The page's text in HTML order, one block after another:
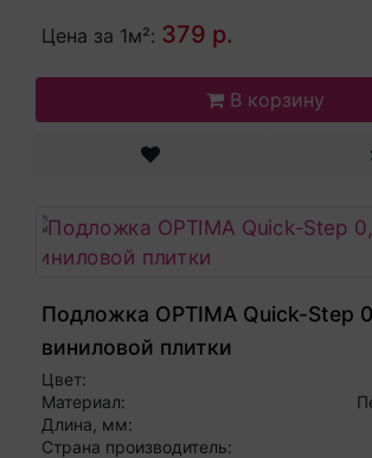
Цена за 1м²: 379 р.
В корзину
Подложка OPTIMA Quick-Step
виниловой плитки
Цвет:
Материал:
Длина, мм:
Страна производитель: